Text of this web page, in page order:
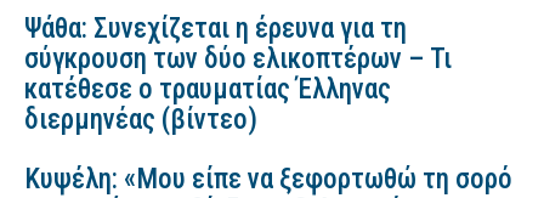
Ψάθα: Συνεχίζεται η έρευνα για τη
σύγκρουση των δύο ελικοπτέρων – Τι
κατέθεσε ο τραυματίας Έλληνας
διερμηνέας (βίντεο)
Κυψέλη: «Μου είπε να ξεφορτωθώ τη σορό